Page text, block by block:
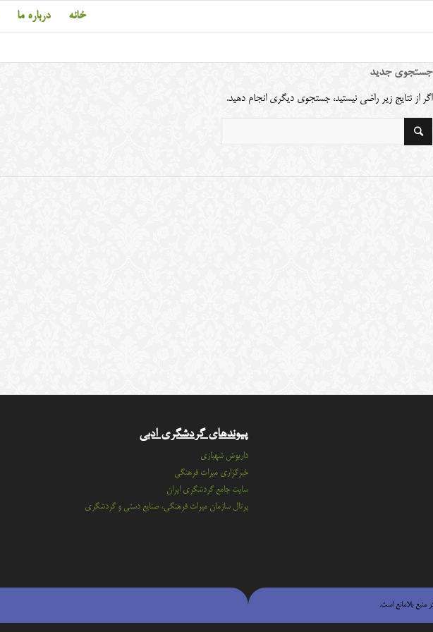
خانه درباره ما
جستجوی جدید
اگر از نتایج زیر راضی نیستید، جستجوی دیگری انجام دهید.
پیوندهای گردشگری ادبی
داریوش شهبازی
خبرگزاری میراث فرهنگی
سايت جامع گردشگري ايران
پرتال سازمان ميراث فرهنگي، صنايع دستي و گردشگري